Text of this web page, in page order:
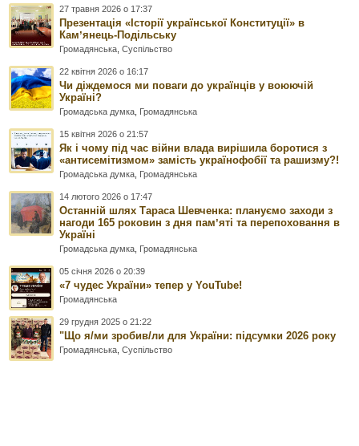
27 травня 2026 о 17:37
Презентація «Історії української Конституції» в
Камʼянець-Подільську
Громадянська ,Суспільство
22 квітня 2026 о 16:17
Чи діждемося ми поваги до українців у воюючій
Україні?
Громадська думка Громадянська
15 квітня 2026 о 21:57
Як і чому під час війни влада вирішила боротися з
«антисемітизмом» замість українофобії та рашизму?!
Громадська думка Громадянська
14 лютого 2026 о 17:47
Останній шлях Тараса Шевченка: плануємо заходи з
нагоди 165 роковин з дня памʼяті та перепоховання в
Україні
Громадська думка Громадянська
05 січня 2026 о 20:39
«7 чудес України» тепер у YouTube!
Громадянська
29 грудня 2025 о 21:22
"Що я/ми зробив/ли для України: підсумки 2026 року
Громадянська ,Суспільство